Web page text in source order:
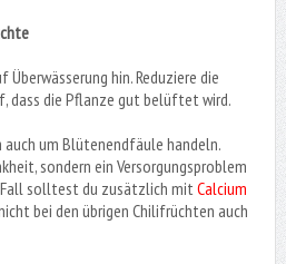
hin. Reduziere die
dass die Pflanze gut belüftet wird.
auch um Blütenendfäule handeln.
sondern ein Versorgungsproblem
Fall solltest du zusätzlich mit Calcium
bei den übrigen Chilifrüchten auch